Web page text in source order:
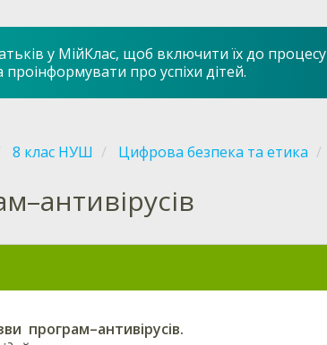
у МійКлас, щоб включити їх до процесу
проінформувати про успіхи дітей.
8 клас НУШ Цифрова безпека та етика
програм–антивірусів.